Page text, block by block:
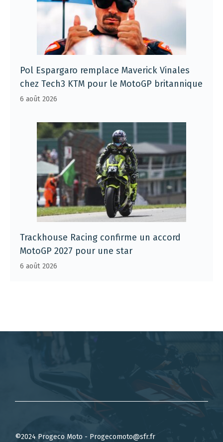
Pol Espargaro remplace Maverick Vinales
chez Tech3 KTM pour le MotoGP britannique
6 août 2026
Trackhouse Racing confirme un accord
MotoGP 2027 pour une star
6 août 2026
©2024 Progeco Moto - Progecomoto@sfr.fr